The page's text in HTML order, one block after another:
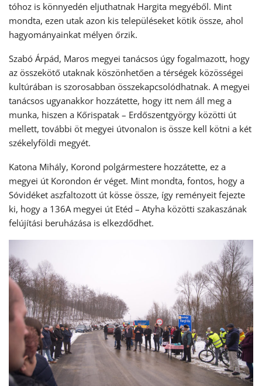
tóhoz is könnyedén eljuthatnak Hargita megyéből. Mint
mondta, ezen utak azon kis településeket kötik össze, ahol
hagyományainkat mélyen őrzik.
Szabó Árpád, Maros megyei tanácsos úgy fogalmazott, hogy
az összekötő utaknak köszönhetően a térségek közösségei
kultúrában is szorosabban összekapcsolódhatnak. A megyei
tanácsos ugyanakkor hozzátette, hogy itt nem áll meg a
munka, hiszen a Kőrispatak – Erdőszentgyörgy közötti út
mellett, további öt megyei útvonalon is össze kell kötni a két
székelyföldi megyét.
Katona Mihály, Korond polgármestere hozzátette, ez a
megyei út Korondon ér véget. Mint mondta, fontos, hogy a
Sóvidéket aszfaltozott út kösse össze, így reményeit fejezte
ki, hogy a 136A megyei út Etéd – Atyha közötti szakaszának
felújítási beruházása is elkezdődhet.